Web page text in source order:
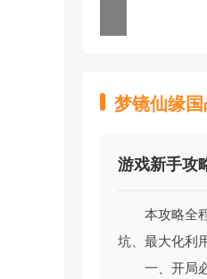
梦镜仙缘
游戏新手攻
本攻略全
坑、最大化利
一、开局